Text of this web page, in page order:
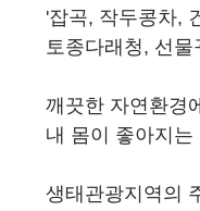
후원회원 가입신청
'잡곡, 작두콩차,
토종다래청, 선
깨끗한 자연환경
내 몸이 좋아지
생태관광지역의